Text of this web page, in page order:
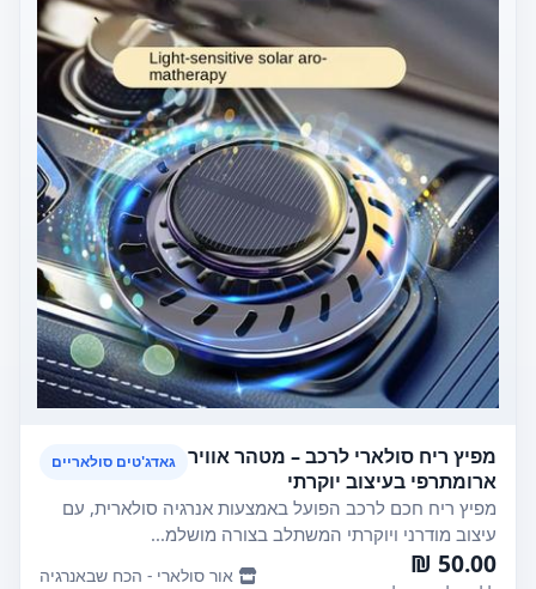
מפיץ ריח סולארי לרכב – מטהר אוויר
ארומתרפי בעיצוב יוקרתי
גאדג'טים סולאריים
מפיץ ריח חכם לרכב הפועל באמצעות אנרגיה סולארית, עם
עיצוב מודרני ויוקרתי המשתלב בצורה מושלמ...
50.00 ₪ אור סולארי - הכח שבאנרגיה